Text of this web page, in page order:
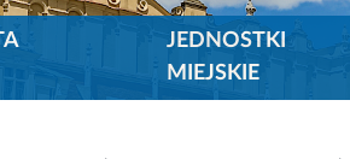
JEDNOSTKI
MIEJSKIE